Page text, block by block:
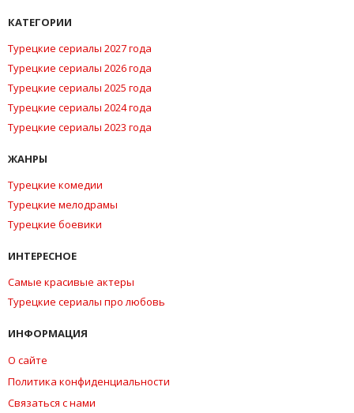
КАТЕГОРИИ
Турецкие сериалы 2027 года
Турецкие сериалы 2026 года
Турецкие сериалы 2025 года
Турецкие сериалы 2024 года
Турецкие сериалы 2023 года
ЖАНРЫ
Турецкие комедии
Турецкие мелодрамы
Турецкие боевики
ИНТЕРЕСНОЕ
Самые красивые актеры
Турецкие сериалы про любовь
ИНФОРМАЦИЯ
О сайте
Политика конфиденциальности
Связаться с нами